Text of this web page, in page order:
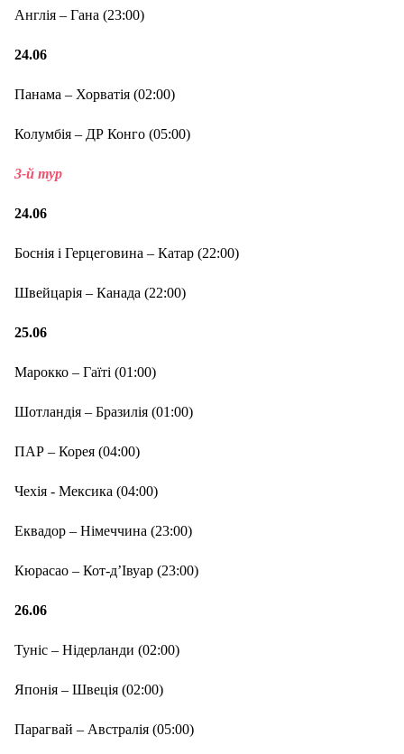
Англія – Гана (23:00)
24.06
Панама – Хорватія (02:00)
Колумбія – ДР Конго (05:00)
3-й тур
24.06
Боснія і Герцеговина – Катар (22:00)
Швейцарія – Канада (22:00)
25.06
Марокко – Гаїті (01:00)
Шотландія – Бразилія (01:00)
ПАР – Корея (04:00)
Чехія - Мексика (04:00)
Еквадор – Німеччина (23:00)
Кюрасао – Кот-д’Івуар (23:00)
26.06
Туніс – Нідерланди (02:00)
Японія – Швеція (02:00)
Парагвай – Австралія (05:00)